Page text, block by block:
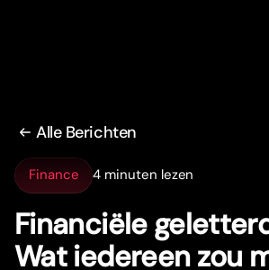
Alle Berichten
Finance 4 minuten lezen
Financiële
Wat iedereen zou